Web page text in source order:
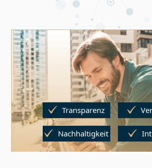
Transparenz
Nachhaltigkeit